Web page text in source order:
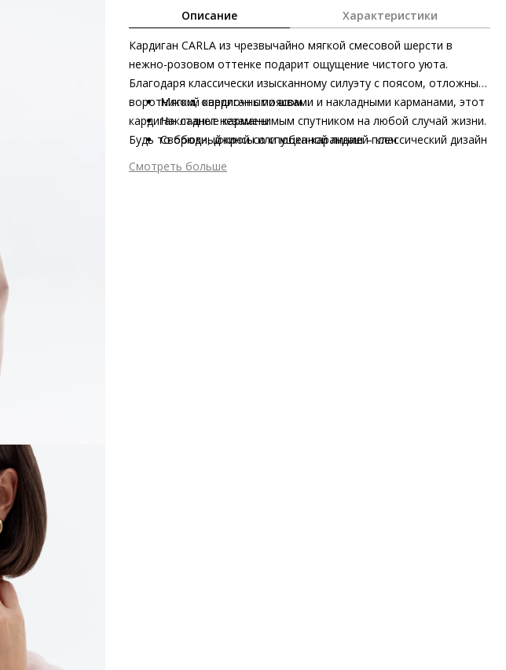
Описание Характеристики
Кардиган CARLA из чрезвычайно мягкой смесовой шерсти в
нежно-розовом оттенке подарит ощущение чистого уюта.
Благодаря классически изысканному силуэту с поясом, отложным
воротником, оверлочными швами и накладными карманами, этот
кардиган станет незаменимым спутником на любой случай жизни.
Будь то брюки, джинсы или юбка-карандаш – классический дизайн
вне времени и трендов подчеркнёт мягкость и утончённость
любого образа, особенно в межсезонье.
Мягкий кардиган с поясом
Накладные карманы
Свободный крой со спущенной линией плеч
Сделано в Италии
Смотреть больше